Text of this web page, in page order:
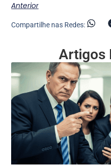
Anterior
Compartilhe nas Redes:
Artigos